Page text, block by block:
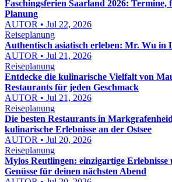
Faschingsferien Saarland 2026: Termine,
Planung
AUTOR • Jul 22, 2026
Reiseplanung
Authentisch asiatisch erleben: Mr. Wu in
AUTOR • Jul 21, 2026
Reiseplanung
Entdecke die kulinarische Vielfalt von
Restaurants für jeden Geschmack
AUTOR • Jul 21, 2026
Reiseplanung
Die besten Restaurants in
kulinarische Erlebnisse an der Ostsee
AUTOR • Jul 20, 2026
Reiseplanung
Mylos Reutlingen: einzigartige
Genüsse für deinen nächsten Abend